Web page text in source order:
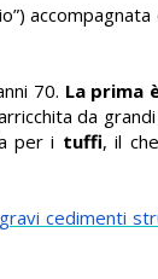
70. La prima
da
per i tuffi, il
cedimenti